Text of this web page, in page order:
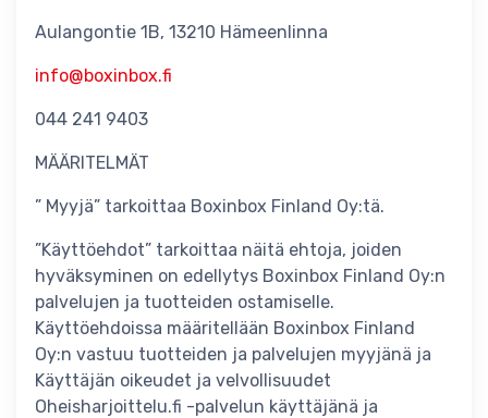
Aulangontie 1B, 13210 Hämeenlinna
info@boxinbox.fi
044 241 9403
MÄÄRITELMÄT
” Myyjä” tarkoittaa Boxinbox Finland Oy:tä.
”Käyttöehdot” tarkoittaa näitä ehtoja, joiden
hyväksyminen on edellytys Boxinbox Finland Oy:n
palvelujen ja tuotteiden ostamiselle.
Käyttöehdoissa määritellään Boxinbox Finland
Oy:n vastuu tuotteiden ja palvelujen myyjänä ja
Käyttäjän oikeudet ja velvollisuudet
Oheisharjoittelu.fi -palvelun käyttäjänä ja